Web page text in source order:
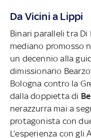
Da Vicini a Lippi
Binari paralleli tra Di
mediano promosso
un decennio alla
dimissionario
Bologna contro la
dalla doppietta di
nerazzurra mai a
protagonista con
L’esperienza con gli